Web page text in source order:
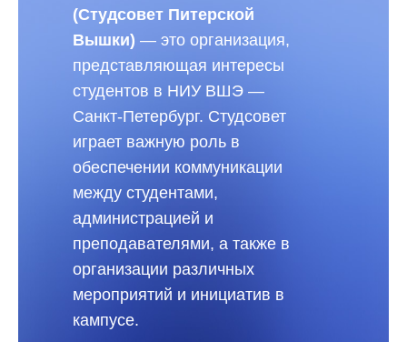
(Студсовет Питерской
Вышки) — это организация,
представляющая интересы
студентов в НИУ ВШЭ —
Санкт-Петербург. Студсовет
играет важную роль в
обеспечении коммуникации
между студентами,
администрацией и
преподавателями, а также в
организации различных
мероприятий и инициатив в
кампусе.